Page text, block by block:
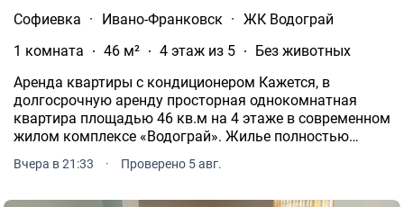
Софиевка · Ивано-Франковск · ЖК Водограй
1 комната
46 м² 4 этаж из 5
Без животных
Аренда квартиры с кондиционером Кажется, в
долгосрочную аренду просторная однокомнатная
квартира площадью 46 кв.м на 4 этаже в современном
жилом комплексе «Водограй». Жилье полностью
комфортного проживания.
Вчера в 21:33 · Проверено 5 авг.